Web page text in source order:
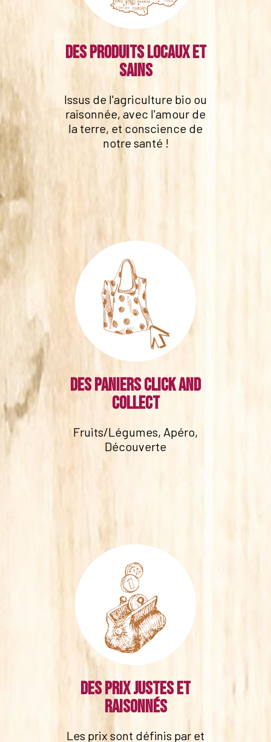
Des produits locaux et
sains
Issus de l'agriculture bio ou
raisonnée, avec l'amour de
la terre, et conscience de
notre santé !
Des paniers click and
collect
Fruits/Légumes, Apéro,
Découverte
Des prix justes et
raisonnés
Les prix sont définis par et